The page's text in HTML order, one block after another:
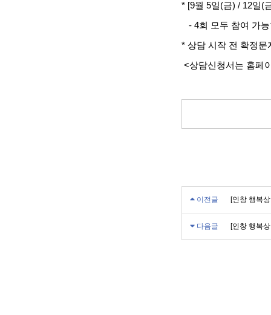
* [9월 5일(금) / 12일(
- 4회 모두 참여 가
* 상담 시작 전 확정문
<상담신청서는 홈페
이전글 [인창 행복
다음글 [인창 행복